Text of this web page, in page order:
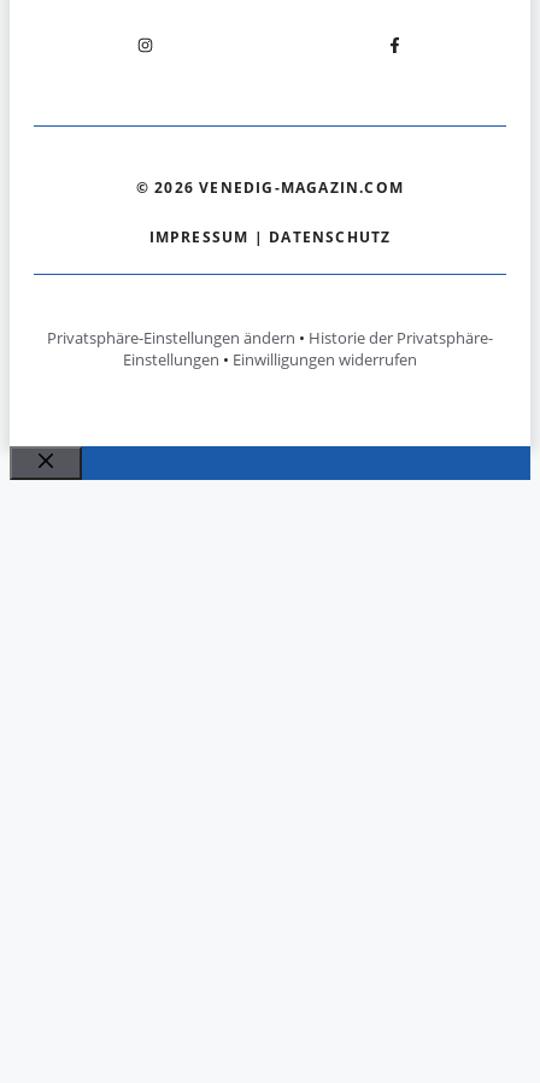
© 2026 VENEDIG-MAGAZIN.COM
IMPRESSUM | DATENSCHUTZ
Privatsphäre-Einstellungen ändern • Historie der Privatsphäre-
Einstellungen • Einwilligungen widerrufen
Schließen